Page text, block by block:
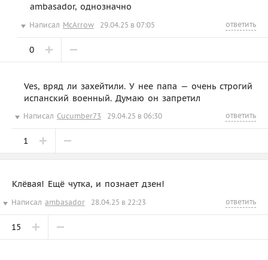
ambasador, однозначно
Написал McArrow 29.04.25 в 07:05 ответить
0
Ves, вряд ли захейтили. У нее папа — очень строгий
испанский военный. Думаю он запретил
Написал Cucumber73 29.04.25 в 06:30 ответить
1
Клёвая! Ещё чутка, и познает дзен!
Написал ambasador 28.04.25 в 22:23 ответить
15